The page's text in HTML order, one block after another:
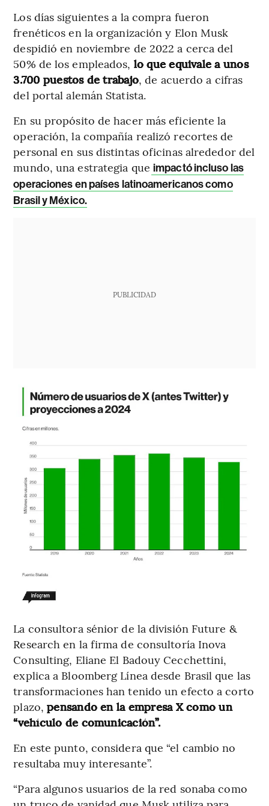
Los días siguientes a la compra fueron
frenéticos en la organización y Elon Musk
despidió en noviembre de 2022 a cerca del
50% de los empleados, lo que equivale a unos
3.700 puestos de trabajo, de acuerdo a cifras
del portal alemán Statista.
En su propósito de hacer más eficiente la
operación, la compañía realizó recortes de
personal en sus distintas oficinas alrededor del
mundo, una estrategia que impactó incluso las
operaciones en países latinoamericanos como
Brasil y México.
PUBLICIDAD
La consultora sénior de la división Future &
Research en la firma de consultoría Inova
Consulting, Eliane El Badouy Cecchettini,
explica a Bloomberg Línea desde Brasil que las
transformaciones han tenido un efecto a corto
plazo,pensando en la empresa X como un
“vehículo de comunicación”.
En este punto, considera que “el cambio no
resultaba muy interesante”.
“Para algunos usuarios de la red sonaba como